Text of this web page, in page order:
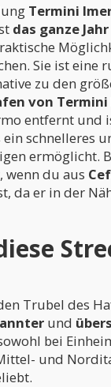
Termini
das ganze
Sie ist eine
zu den
von Termini
entfernt und
schnelleres
ermöglicht.
wenn du aus
da er in der
Trubel des
und
bei
und